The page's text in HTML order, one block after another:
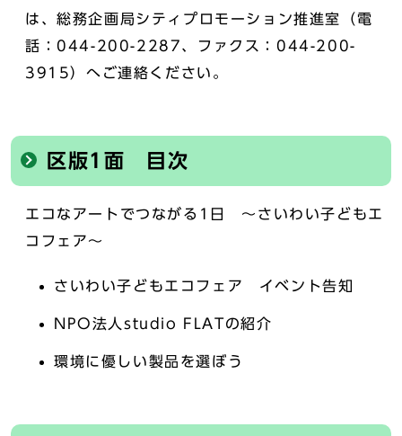
は、総務企画局シティプロモーション推進室（電
話：044-200-2287、ファクス：044-200-
3915）へご連絡ください。
区版1面 目次
エコなアートでつながる1日 ～さいわい子どもエ
コフェア～
さいわい子どもエコフェア イベント告知
NPO法人studio FLATの紹介
環境に優しい製品を選ぼう